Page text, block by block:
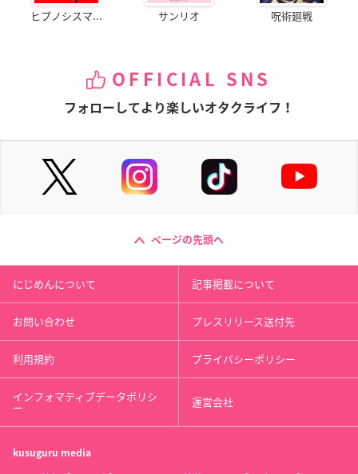
ヒプノシスマ... サンリオ 呪術廻戦
OFFICIAL SNS
フォローしてより楽しいオタクライフ！
ページの先頭へ
にじめんについて 記事掲載について
お問い合わせ プレスリリース送付先
利用規約 プライバシーポリシー
インフォマティブデータポリシ
ー 運営会社
kusuguru media